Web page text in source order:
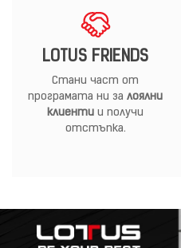
LOTUS FRIENDS
Стани част от
програмата ни за лоялни
клиенти и получи
отстъпка.